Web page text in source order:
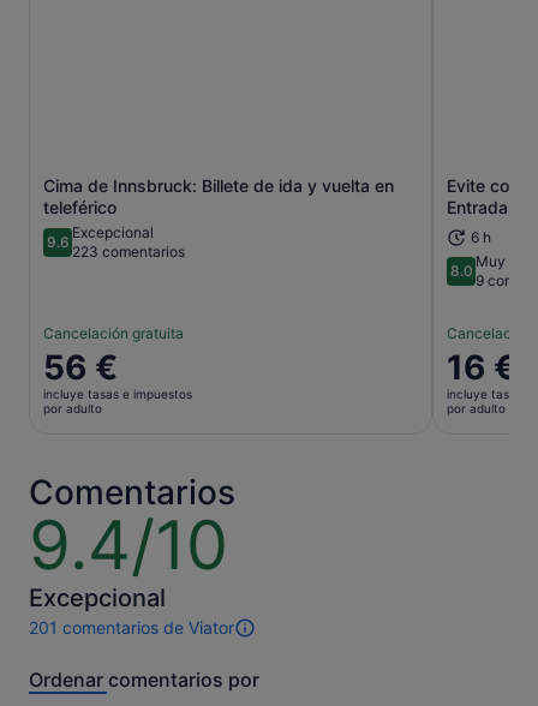
Cima de Innsbruck: Billete de ida y vuelta en
teleférico
9.69.6 sobre 10
Excepcional
223 comentarios
Cancelación gratuita
El
precio
es
por
adulto
56 €
incluye tasas e impuestos
por adulto
Se abre en una pestaña nueva
Evite
Entrada
6 h
8.08.0 sobre
Muy bien
9
Cancelación
El
precio
es
16 €
incluye tasas e
por adulto
Comentarios
9.4/10
9.4
sobre
10
Excepcional
201 comentarios de Viator
201 comentarios
esta
Ordenar comentarios por